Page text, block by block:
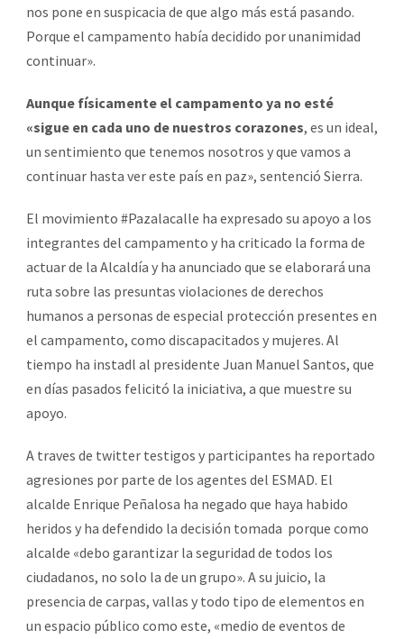
nos pone en suspicacia de que algo más está pasando.
Porque el campamento había decidido por unanimidad
continuar».
Aunque físicamente el campamento ya no esté
«sigue en cada uno de nuestros corazones, es un ideal,
un sentimiento que tenemos nosotros y que vamos a
continuar hasta ver este país en paz», sentenció Sierra.
El movimiento #Pazalacalle ha expresado su apoyo a los
integrantes del campamento y ha criticado la forma de
actuar de la Alcaldía y ha anunciado que se elaborará una
ruta sobre las presuntas violaciones de derechos
humanos a personas de especial protección presentes en
el campamento, como discapacitados y mujeres. Al
tiempo ha instadl al presidente Juan Manuel Santos, que
en días pasados felicitó la iniciativa, a que muestre su
apoyo.
A traves de twitter testigos y participantes ha reportado
agresiones por parte de los agentes del ESMAD. El
alcalde Enrique Peñalosa ha negado que haya habido
heridos y ha defendido la decisión tomada porque como
alcalde «debo garantizar la seguridad de todos los
ciudadanos, no solo la de un grupo». A su juicio, la
presencia de carpas, vallas y todo tipo de elementos en
un espacio público como este, «medio de eventos de